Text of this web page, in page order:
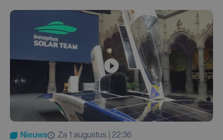
Nieuws
za 1 augustus | 22:36